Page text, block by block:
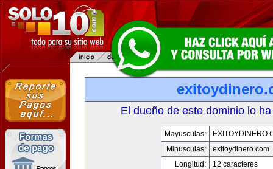
El dueño de este dominio lo
Mayusculas:
Minusculas:
exitoydinero.com
Longitud:
12 caracteres